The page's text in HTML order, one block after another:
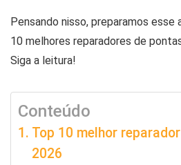
Pensando nisso, preparamos esse
10 melhores reparadores de
Siga a leitura!
Conteúdo
Top 10 melhor
2026